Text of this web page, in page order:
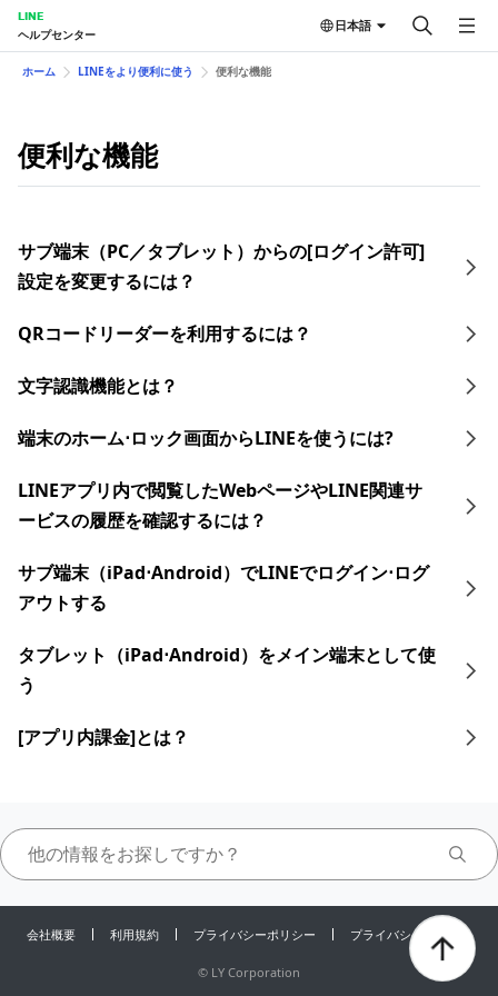
LINE
ヘルプセンター
日本語
ホーム LINEをより便利に使う 便利な機能
便利な機能
サブ端末（PC／タブレット）からの[ログイン許可]
設定を変更するには？
QRコードリーダーを利用するには？
文字認識機能とは？
端末のホーム⋅ロック画面からLINEを使うには?
LINEアプリ内で閲覧したWebページやLINE関連サ
ービスの履歴を確認するには？
サブ端末（iPad⋅Android）でLINEでログイン⋅ログ
アウトする
タブレット​​（iPad⋅Android）をメイン端末として使
う
[アプリ内課金]とは？
会社概要 利用規約 プライバシーポリシー プライバシーセンター
© LY Corporation